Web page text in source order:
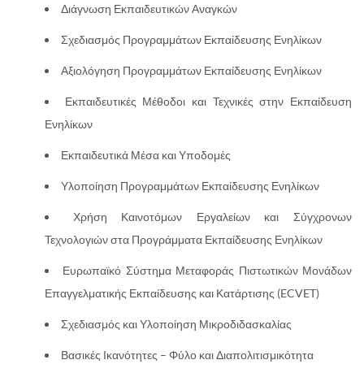
Διάγνωση Εκπαιδευτικών Αναγκών
Σχεδιασμός Προγραμμάτων Εκπαίδευσης Ενηλίκων
Αξιολόγηση Προγραμμάτων Εκπαίδευσης Ενηλίκων
Εκπαιδευτικές Μέθοδοι και Τεχνικές στην Εκπαίδευση
Ενηλίκων
Εκπαιδευτικά Μέσα και Υποδομές
Υλοποίηση Προγραμμάτων Εκπαίδευσης Ενηλίκων
Χρήση Καινοτόμων Εργαλείων και Σύγχρονων
Τεχνολογιών στα Προγράμματα Εκπαίδευσης Ενηλίκων
Ευρωπαϊκό Σύστημα Μεταφοράς Πιστωτικών Μονάδων
Επαγγελματικής Εκπαίδευσης και Κατάρτισης (ECVET)
Σχεδιασμός και Υλοποίηση Μικροδιδασκαλίας
Βασικές Ικανότητες – Φύλο και Διαπολιτισμικότητα